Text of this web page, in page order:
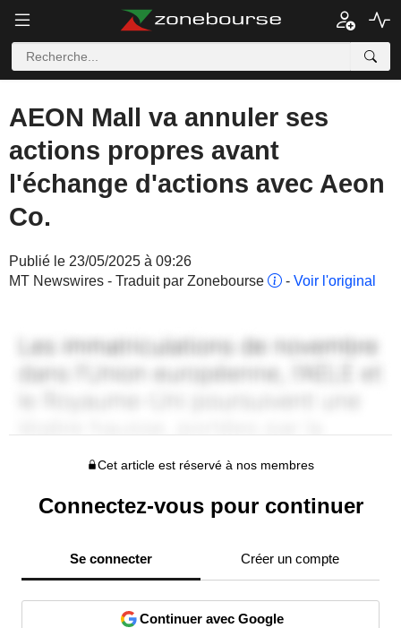
AEON Mall va annuler ses
actions propres avant
l'échange d'actions avec Aeon
Co.
Publié le 23/05/2025 à 09:26
MT Newswires - Traduit par Zonebourse
- Voir l'original
Cet article est réservé à nos membres
Connectez-vous pour continuer
Se connecter Créer un compte
Continuer avec Google